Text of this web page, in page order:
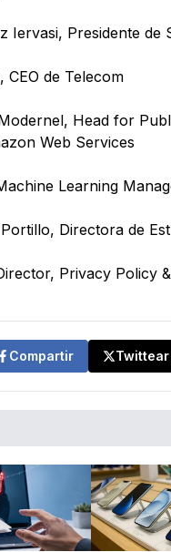
Iervasi, Presidente
CEO de Telecom
Head for
Web Services
Learning
Directora de
Privacy Policy
Compartir Twittear